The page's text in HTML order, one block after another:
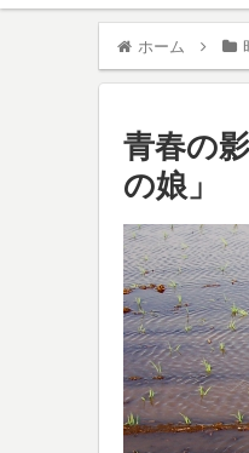
ホーム
青春の
の娘」